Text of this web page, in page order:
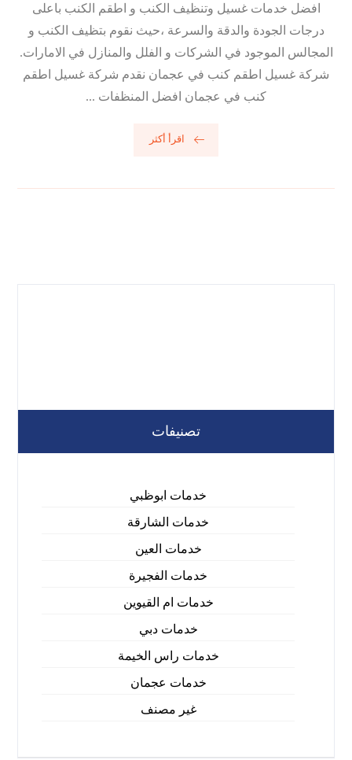
افضل خدمات غسيل وتنظيف الكنب و اطقم الكنب باعلى
درجات الجودة والدقة والسرعة ،حيث نقوم بتظيف الكنب و
المجالس الموجود في الشركات و الفلل والمنازل في الامارات.
شركة غسيل اطقم كنب في عجمان نقدم شركة غسيل اطقم
كنب في عجمان افضل المنظفات ...
اقرأ أكثر
تصنيفات
خدمات ابوظبي
خدمات الشارقة
خدمات العين
خدمات الفجيرة
خدمات ام القيوين
خدمات دبي
خدمات راس الخيمة
خدمات عجمان
غير مصنف